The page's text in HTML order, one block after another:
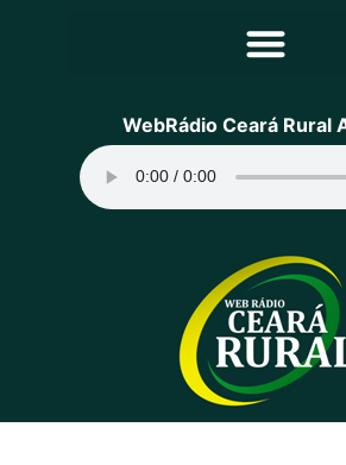
Principal
Equipe
Contato
Sobre
WebRádio Ceará Rural